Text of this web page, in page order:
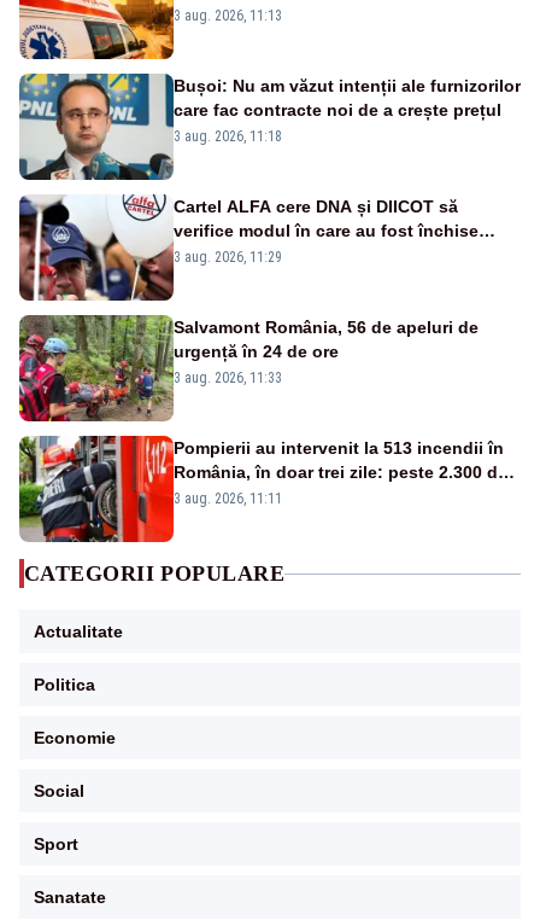
suplimentate, stocuri de medicamente
3 aug. 2026, 11:13
Bușoi: Nu am văzut intenții ale furnizorilor
care fac contracte noi de a crește prețul
3 aug. 2026, 11:18
Cartel ALFA cere DNA și DIICOT să
verifice modul în care au fost închise
centralele pe cărbune
3 aug. 2026, 11:29
Salvamont România, 56 de apeluri de
urgență în 24 de ore
3 aug. 2026, 11:33
Pompierii au intervenit la 513 incendii în
România, în doar trei zile: peste 2.300 de
hectare de teren au fost afectate
3 aug. 2026, 11:11
CATEGORII POPULARE
Actualitate
Politica
Economie
Social
Sport
Sanatate